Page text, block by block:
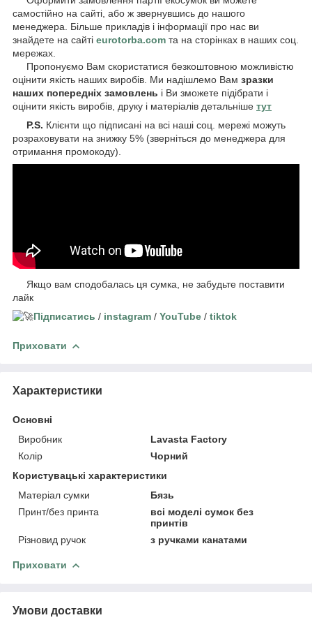
самостійно на сайті, або ж звернувшись до нашого
менеджера. Більше прикладів і інформації про нас ви
знайдете на сайті eurotorba.com та на сторінках в наших соц.
мережах.
Пропонуємо Вам скористатися безкоштовною можливістю
оцінити якість наших виробів. Ми надішлемо Вам зразки
наших попередніх замовлень і Ви зможете підібрати і
оцінити якість виробів, друку і матеріалів детальніше тут
P.S. Клієнти що підписані на всі наші соц. мережі можуть
розраховувати на знижку 5% (зверніться до менеджера для
отримання промокоду).
Якщо вам сподобалась ця сумка, не забудьте поставити
лайк
Підписатись / instagram / YouTube / tiktok
Приховати
Характеристики
Основні
Виробник
Lavasta Factory
Колір
Чорний
Користувацькі характеристики
Матеріал сумки
Бязь
Принт/без принта
всі моделі сумок без
принтів
Різновид ручок
з ручками канатами
Приховати
Умови доставки